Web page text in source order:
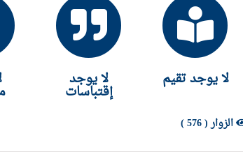
لا يوجد تقيم لا يوجد
إقتباسات
الزوار ( 576 )